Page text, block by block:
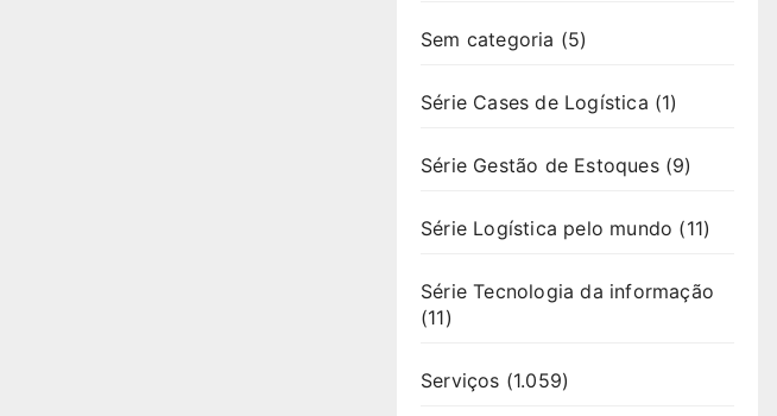
Sem categoria (5)
Série Cases de Logística (1)
Série Gestão de Estoques(9)
Série Logística pelo mundo (11)
Série Tecnologia da informação
(11)
Serviços (1.059)